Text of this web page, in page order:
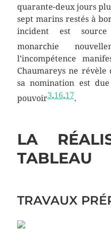
quarante-deux jours
sept marins restés à
incident est
monarchie
l’incompétence
Chaumareys ne
sa nomination est
pouvoir3,16,17.
LA
TABLEAU
TRAVAUX